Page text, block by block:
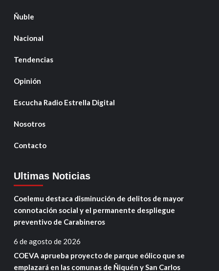
Ñuble
Nacional
Tendencias
Opinión
Escucha Radio Estrella Digital
Nosotros
Contacto
Ultimas Noticias
Coelemu destaca disminución de delitos de mayor
connotación social y el permanente despliegue
preventivo de Carabineros
6 de agosto de 2026
COEVA aprueba proyecto de parque eólico que se
emplazará en las comunas de Ñiquén y San Carlos